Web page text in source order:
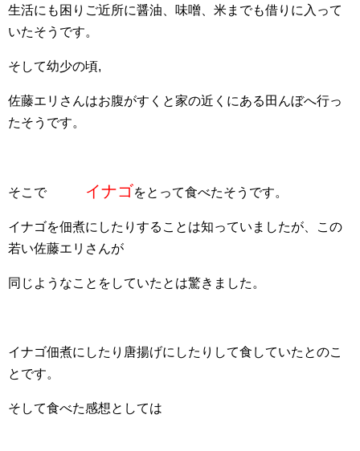
生活にも困りご近所に醤油、味噌、米までも借りに入って
いたそうです。
そして幼少の頃,
佐藤エリさんはお腹がすくと家の近くにある田んぼへ行っ
たそうです。
そこで イナゴをとって食べたそうです。
イナゴを佃煮にしたりすることは知っていましたが、この
若い佐藤エリさんが
同じようなことをしていたとは驚きました。
イナゴ佃煮にしたり唐揚げにしたりして食していたとのこ
とです。
そして食べた感想としては